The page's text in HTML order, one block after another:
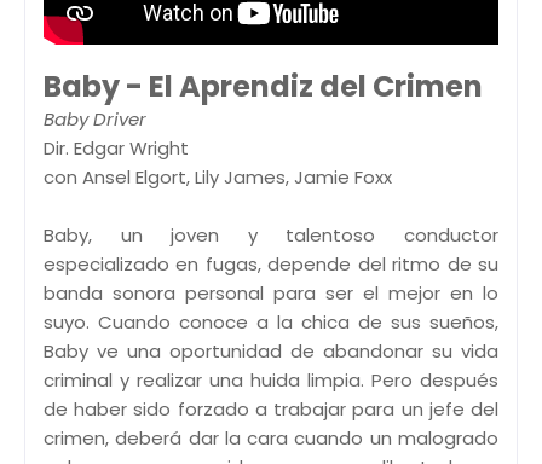
Baby - El Aprendiz del Crimen
Baby Driver
Dir. Edgar Wright
con Ansel Elgort, Lily James, Jamie Foxx
Baby, un joven y talentoso conductor
especializado en fugas, depende del ritmo de su
banda sonora personal para ser el mejor en lo
suyo. Cuando conoce a la chica de sus sueños,
Baby ve una oportunidad de abandonar su vida
criminal y realizar una huida limpia. Pero después
de haber sido forzado a trabajar para un jefe del
crimen, deberá dar la cara cuando un malogrado